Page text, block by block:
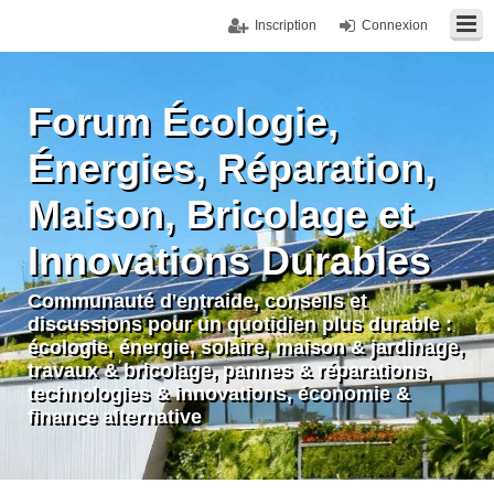
Connexion
Inscription
Forum Écologie,
Énergies, Réparation,
Maison, Bricolage et
Innovations Durables
Communauté d'entraide, conseils et
discussions pour un quotidien plus durable :
écologie, énergie, solaire, maison & jardinage,
travaux & bricolage, pannes & réparations,
technologies & innovations, économie &
finance alternative